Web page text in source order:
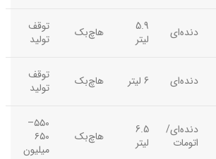
دنده‌ای
5.9
لیتر
هاچ‌بک
توقف
تولید
دنده‌ای 6 لیتر هاچ‌بک
توقف
تولید
دنده‌ای/
اتومات
6.5
لیتر
هاچ‌بک
۵۵۰–
۶۵۰
میلیون